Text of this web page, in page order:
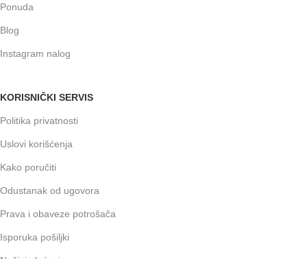
Ponuda
Blog
Instagram nalog
KORISNIČKI SERVIS
Politika privatnosti
Uslovi korišćenja
Kako poručiti
Odustanak od ugovora
Prava i obaveze potrošača
Isporuka pošiljki